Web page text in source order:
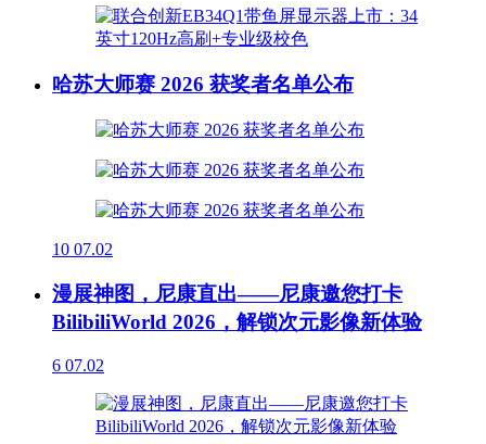
哈苏大师赛 2026 获奖者名单公布
10 07.02
漫展神图，尼康直出——尼康邀您打卡
BilibiliWorld 2026，解锁次元影像新体验
6 07.02